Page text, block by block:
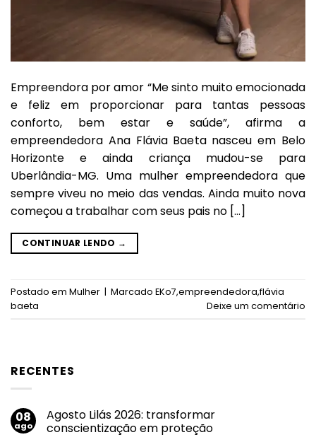
RECENTES
08
ago
Agosto Lilás 2026: transformar
conscientização em proteção
Empreendora por amor “Me sinto muito emocionada
e feliz em proporcionar para tantas pessoas
conforto, bem estar e saúde”, afirma a
empreendedora Ana Flávia Baeta nasceu em Belo
Horizonte e ainda criança mudou-se para
Uberlândia-MG. Uma mulher empreendedora que
sempre viveu no meio das vendas. Ainda muito nova
começou a trabalhar com seus pais no […]
CONTINUAR LENDO →
Postado em Mulher | Marcado EKo7,empreendedora,flávia
baeta
Deixe um comentário